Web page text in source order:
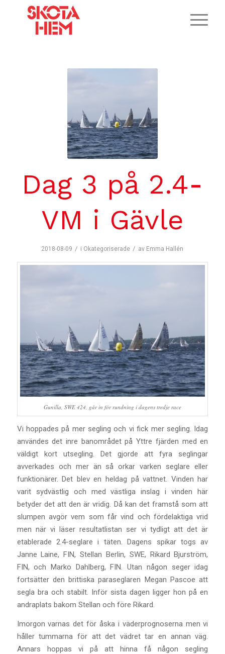
Dag 3 på 2.4-
VM i Gävle
2018-08-09 / i Okategoriserade / av Emma Hallén
Gunilla, SWE 424, går in för rundning i dagens tredje race
Vi hoppades på mer segling och vi fick mer segling. Idag
användes det inre banområdet på Yttre fjärden med en
väldigt kort utsegling. Det gjorde att fyra seglingar
avverkades och mer än så orkar varken seglare eller
funktionärer. Det blev en heldag på vattnet. Vinden har
varit sydvästlig och med västliga inslag i vinden här
betyder det att den är vridig. Då kan det framstå som att
slumpen avgör vem som får vind och fördelaktiga vrid
men när vi läser resultatlistan ser vi tydligt att det är
etablerade 2.4-seglare i täten. Dagens spikar togs av
Janne Laine, FIN, Stellan Berlin, SWE, Rikard Bjurström,
FIN, och Marko Dahlberg, FIN. Utan någon seger idag
fortsätter den brittiska paraseglaren Megan Pascoe att
segla bra och stabilt. Inför sista dagen ligger hon på en
andraplats bakom Stellan och före Rikard.
Imorgon varnas det för åska i väderprognoserna men vi
håller tummarna för att det vädret tar en annan väg.
Annars hoppas vi på att hinna få någon segling